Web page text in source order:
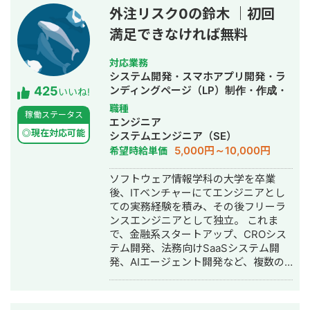
しています。 現在は、世界シェア第4
位のグローバル製薬メーカー日本法人
様をはじめ、プライム市場上場企業グ
ベンチャー企業様など、業界を問わず
多くのクライアントと取引実績があり
ます。 クラウドソーシング（Lancers
／CrowdWorks／ココナラ）でも継続
的にご依頼をいただいており、SSサロ
ンを通じては翻訳・リサーチ・海外対
応等、専門性の高い案件も多くご相談
いただいています。 📌 経歴 2015年 神
戸市外国語大学 英米学科 卒業 2015年
三井倉庫HD 入社：アメリカ・マレー
シアにて物流・フォワーディング業務
に従事 2020年 三菱重工業 入社：国産
ジェット機「MRJ／スペースジェッ
ト」、およびボーイング向けの調達業
務を担当 2022年 Schneider Electric
入社：エネルギー分野（UPS）にて海
外サプライチェーンを担当 2022年 株
425いいね!
稼働ステータス
◎現在対応可能
外注リスク0の鈴木 ｜初回
満足できなければ無料
対応業務
システム開発・スマホアプリ開発・ラ
ンディングページ（LP）制作・作成・
ECサイト構築・ネットショップ作成代
行・SEO対策・新規事業立上・SNS運
用代行・記事作成代行・ライティン
グ・翻訳・ホームページ制作・作成・
バナー制作・デザイン・ロゴデザイ
ン・作成・イラスト制作・動画制作・
動画編集・AI活用
職種
エンジニア
システムエンジニア（SE）
希望時給単価 5,000円～10,000円
ソフトウェア情報学科の大学を卒業
後、ITベンチャーにてエンジニアとし
ての実務経験を積み、その後フリーラ
ンスエンジニアとして独立。 これま
で、金融系スタートアップ、CROシス
テム開発、法務向けSaaSシステム開
発、AIエージェント開発など、複数の